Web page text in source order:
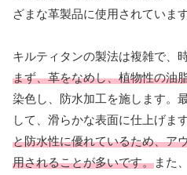
ざまな革製品に使用されています
キルティタンの製法は複雑で、
まず、革をなめし、植物性の油
染色し、防水加工を施します。
して、滑らかな表面に仕上げます
と防水性に優れているため、ア
用されることが多いです。また